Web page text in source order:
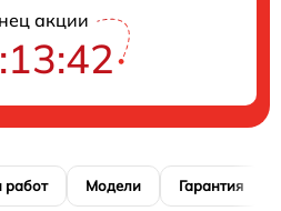
акции
работ Модели Гарантия